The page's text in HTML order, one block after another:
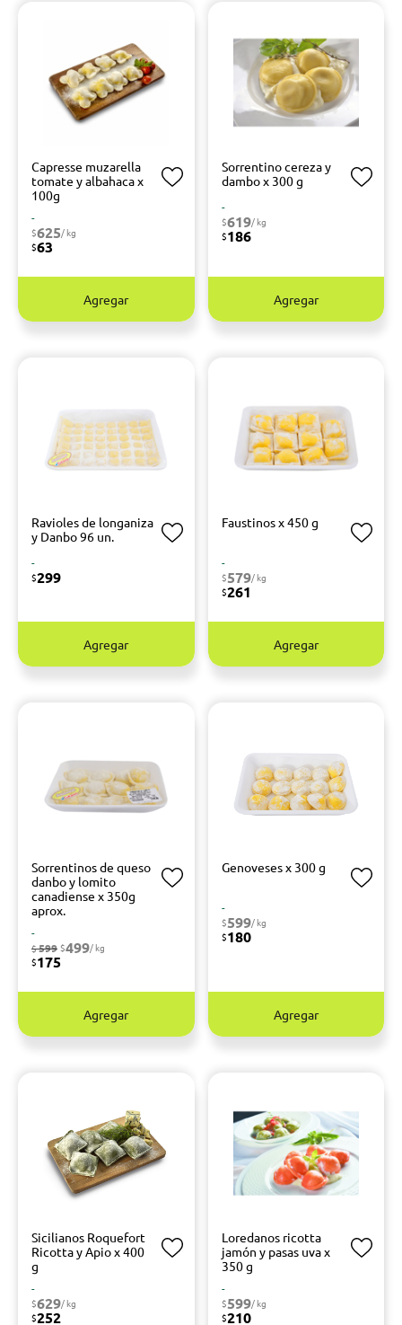
Capresse muzarella
tomate y albahaca x
100g
-
$625/ kg
$63
Agregar
Sorrentino cereza y
dambo x 300 g
-
$619/ kg
$186
Agregar
Ravioles de longaniza
y Danbo 96 un.
-
$299
Agregar
Faustinos x 450 g
-
$579/ kg
$261
Agregar
Sorrentinos de queso
danbo y lomito
canadiense x 350g
aprox.
-
$599 $499/ kg
$175
Agregar
Genoveses x 300 g
-
$599/ kg
$180
Agregar
Sicilianos Roquefort
Ricotta y Apio x 400
g
-
$629/ kg
$252
Loredanos ricotta
jamón y pasas uva x
350 g
-
$599/ kg
$210